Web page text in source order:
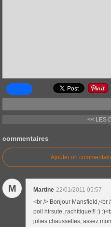
<< LES
commentaires
Ajouter un
M Martine 22/01/2011 05:57
<br /> Bonjour Mansfield,<br
poil hirsute, rachitique!!! :)
jolies chaussettes, assez